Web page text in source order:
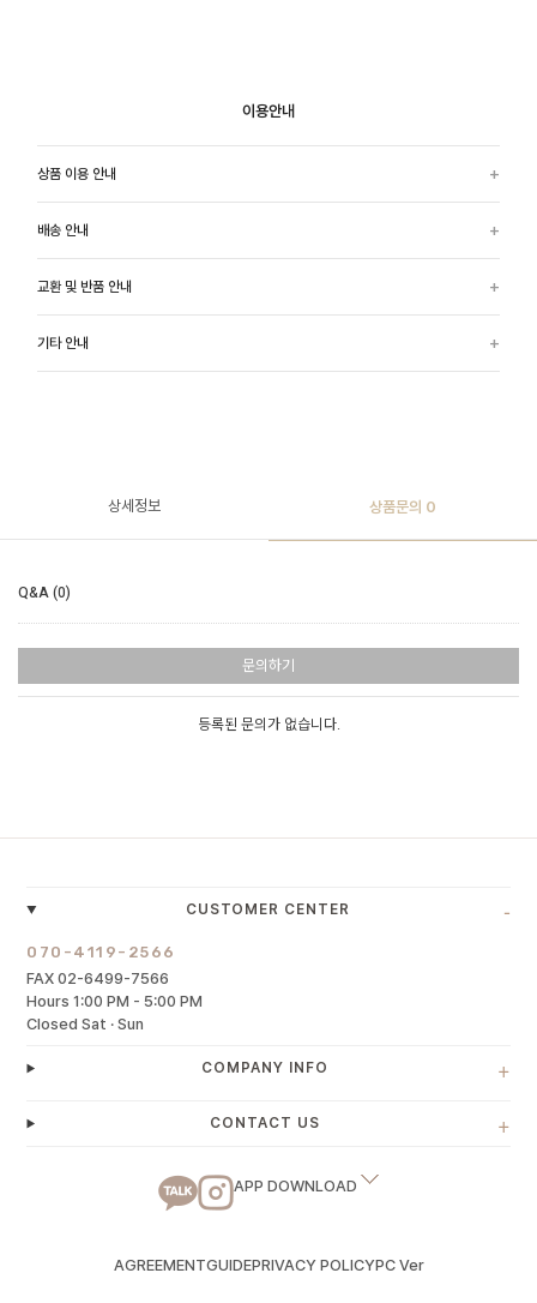
이용안내
상품 이용 안내
배송 안내
교환 및 반품 안내
기타 안내
상세정보 상품문의 0
Q&A (0)
문의하기
등록된 문의가 없습니다.
CUSTOMER CENTER -
070-4119-2566
FAX 02-6499-7566
Hours 1:00 PM - 5:00 PM
Closed Sat · Sun
COMPANY INFO +
CONTACT US +
APP DOWNLOAD
AGREEMENTGUIDEPRIVACY POLICYPC Ver